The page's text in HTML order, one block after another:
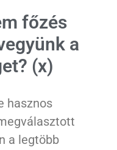
főzés
a
(x)
hasznos
a legtöbb